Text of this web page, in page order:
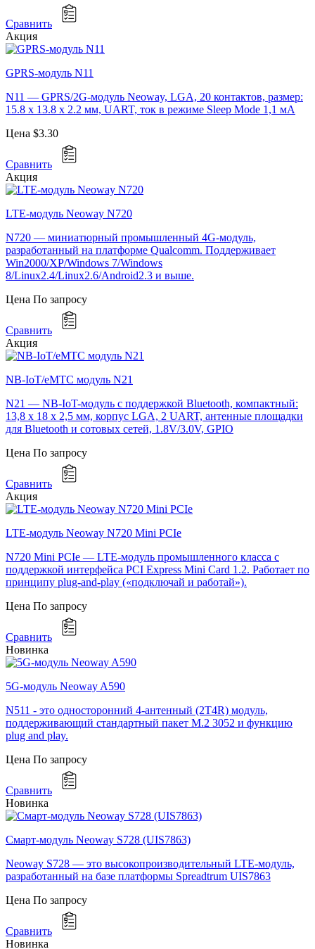
Сравнить
Акция
GPRS-модуль N11
N11 — GPRS/2G-модуль Neoway, LGA, 20 контактов, размер:
15.8 х 13.8 x 2.2 мм, UART, ток в режиме Sleep Mode 1,1 мА
Цена $3.30
Сравнить
Акция
LTE-модуль Neoway N720
N720 — миниатюрный промышленный 4G-модуль,
разработанный на платформе Qualcomm. Поддерживает
Win2000/XP/Windows 7/Windows
8/Linux2.4/Linux2.6/Android2.3 и выше.
Цена По запросу
Сравнить
Акция
NB-IoT/eMTC модуль N21
N21 — NB-IoT-модуль с поддержкой Bluetooth, компактный:
13,8 x 18 x 2,5 мм, корпус LGA, 2 UART, антенные площадки
для Bluetooth и сотовых сетей, 1.8V/3.0V, GPIO
Цена По запросу
Сравнить
Акция
LTE-модуль Neoway N720 Mini PCIe
N720 Mini PCIe — LTE-модуль промышленного класса с
поддержкой интерфейса PCI Express Mini Card 1.2. Работает по
принципу plug-and-play («подключай и работай»).
Цена По запросу
Сравнить
Новинка
5G-модуль Neoway A590
N511 - это односторонний 4-антенный (2T4R) модуль,
поддерживающий стандартный пакет M.2 3052 и функцию
plug and play.
Цена По запросу
Сравнить
Новинка
Смарт-модуль Neoway S728 (UIS7863)
Neoway S728 — это высокопроизводительный LTE-модуль,
разработанный на базе платформы Spreadtrum UIS7863
Цена По запросу
Сравнить
Новинка